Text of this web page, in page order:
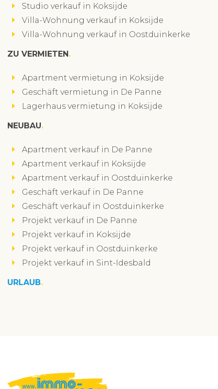
Studio verkauf in Koksijde
Villa-Wohnung verkauf in Koksijde
Villa-Wohnung verkauf in Oostduinkerke
ZU VERMIETEN
Apartment vermietung in Koksijde
Geschäft vermietung in De Panne
Lagerhaus vermietung in Koksijde
NEUBAU
Apartment verkauf in De Panne
Apartment verkauf in Koksijde
Apartment verkauf in Oostduinkerke
Geschäft verkauf in De Panne
Geschäft verkauf in Oostduinkerke
Projekt verkauf in De Panne
Projekt verkauf in Koksijde
Projekt verkauf in Oostduinkerke
Projekt verkauf in Sint-Idesbald
URLAUB